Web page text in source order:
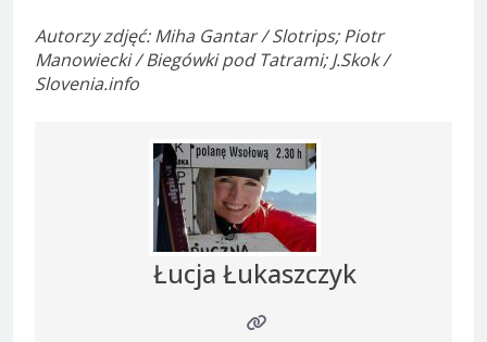
Autorzy zdjęć: Miha Gantar / Slotrips; Piotr
Manowiecki / Biegówki pod Tatrami; J.Skok /
Slovenia.info
Łucja Łukaszczyk